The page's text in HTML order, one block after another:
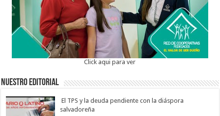
Click aqui para ver
Nuestro Editorial
El TPS y la deuda pendiente con la diáspora
salvadoreña